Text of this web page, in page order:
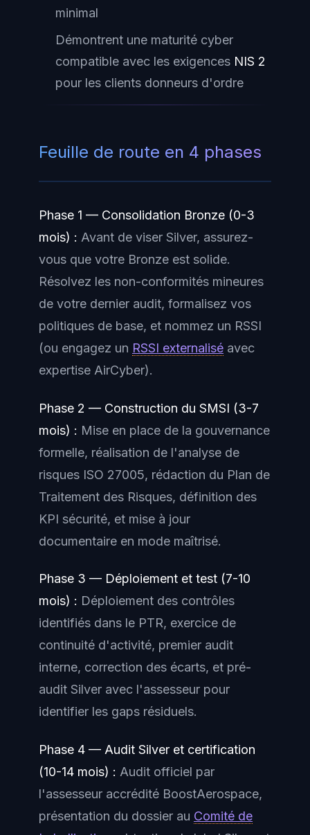
minimal
Démontrent une maturité cyber
compatible avec les exigences NIS 2
pour les clients donneurs d'ordre
Feuille de route en 4 phases
Phase 1 — Consolidation Bronze (0-3
mois) : Avant de viser Silver, assurez-
vous que votre Bronze est solide.
Résolvez les non-conformités mineures
de votre dernier audit, formalisez vos
politiques de base, et nommez un RSSI
(ou engagez un RSSI externalisé avec
expertise AirCyber).
Phase 2 — Construction du SMSI (3-7
mois) : Mise en place de la gouvernance
formelle, réalisation de l'analyse de
risques ISO 27005, rédaction du Plan de
Traitement des Risques, définition des
KPI sécurité, et mise à jour
documentaire en mode maîtrisé.
Phase 3 — Déploiement et test (7-10
mois) : Déploiement des contrôles
identifiés dans le PTR, exercice de
continuité d'activité, premier audit
interne, correction des écarts, et pré-
audit Silver avec l'assesseur pour
identifier les gaps résiduels.
Phase 4 — Audit Silver et certification
(10-14 mois) : Audit officiel par
l'assesseur accrédité BoostAerospace,
présentation du dossier au Comité de